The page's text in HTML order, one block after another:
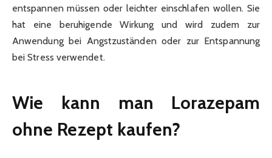
entspannen müssen oder leichter einschlafen wollen. Sie
hat eine beruhigende Wirkung und wird zudem zur
Anwendung bei Angstzuständen oder zur Entspannung
bei Stress verwendet.
Wie kann man Lorazepam
ohne Rezept kaufen?